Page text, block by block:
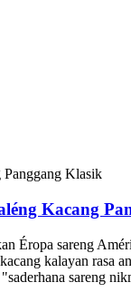
Kacang
Éropa sareng
kalayan rasa
sareng